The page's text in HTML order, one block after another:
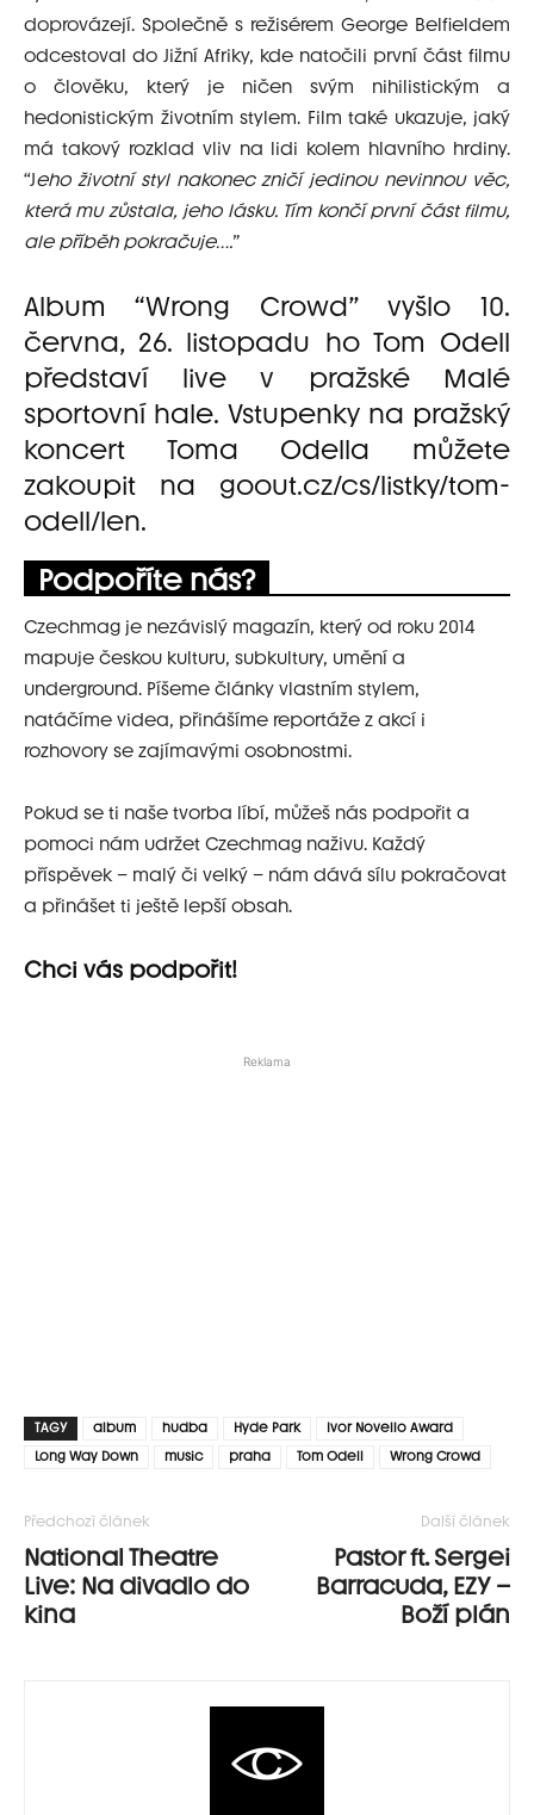
doprovázejí. Společně s režisérem George Belfieldem
odcestoval do Jižní Afriky, kde natočili první část filmu
o člověku, který je ničen svým nihilistickým a
hedonistickým životním stylem. Film také ukazuje, jaký
má takový rozklad vliv na lidi kolem hlavního hrdiny.
“Jeho životní styl nakonec zničí jedinou nevinnou věc,
která mu zůstala, jeho lásku. Tím končí první část filmu,
ale příběh pokračuje….”
Album “Wrong Crowd” vyšlo 10.
června, 26. listopadu ho Tom Odell
představí live v pražské Malé
sportovní hale. Vstupenky na pražský
koncert Toma Odella můžete
zakoupit na goout.cz/cs/listky/tom-
odell/len.
Podpoříte nás?
Czechmag je nezávislý magazín, který od roku 2014
mapuje českou kulturu, subkultury, umění a
underground. Píšeme články vlastním stylem,
natáčíme videa, přinášíme reportáže z akcí i
rozhovory se zajímavými osobnostmi.
Pokud se ti naše tvorba líbí, můžeš nás podpořit a
pomoci nám udržet Czechmag naživu. Každý
příspěvek – malý či velký – nám dává sílu pokračovat
a přinášet ti ještě lepší obsah.
Chci vás podpořit!
Reklama
TAGY album hudba Hyde Park
Ivor Novello Award
Long Way Down
music praha Tom Odell Wrong Crowd
Předchozí článek
National Theatre
Live: Na divadlo do
kina
Další článek
Pastor ft. Sergei
Barracuda, EZY –
Boží plán